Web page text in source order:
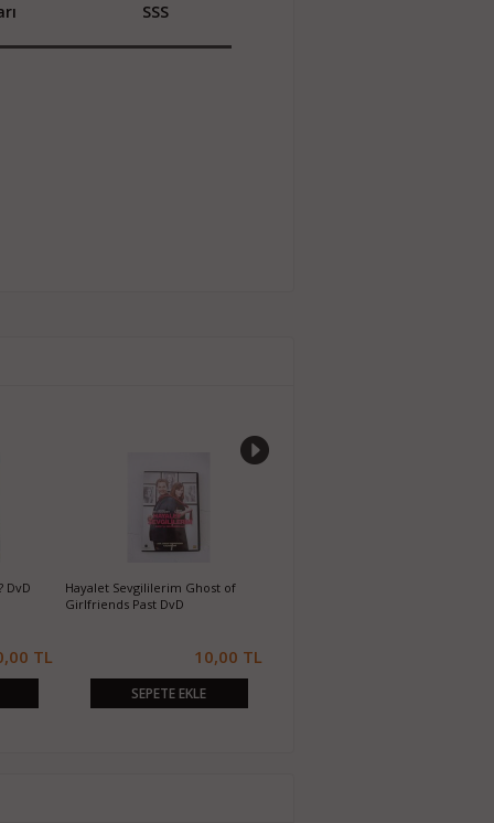
SSS
DvD
TL
Hayalet Sevgililerim Ghost of
Girlfriends Past DvD
10,00 TL
SEPETE EKLE